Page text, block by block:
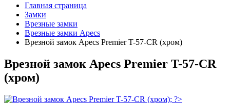
Главная страница
Замки
Врезные замки
Врезные замки Apecs
Врезной замок Apecs Premier T-57-CR (хром)
Врезной замок Apecs Premier T-57-CR
(хром)